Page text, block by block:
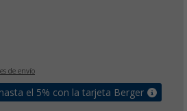
de envío
el 5% con la tarjeta Berger